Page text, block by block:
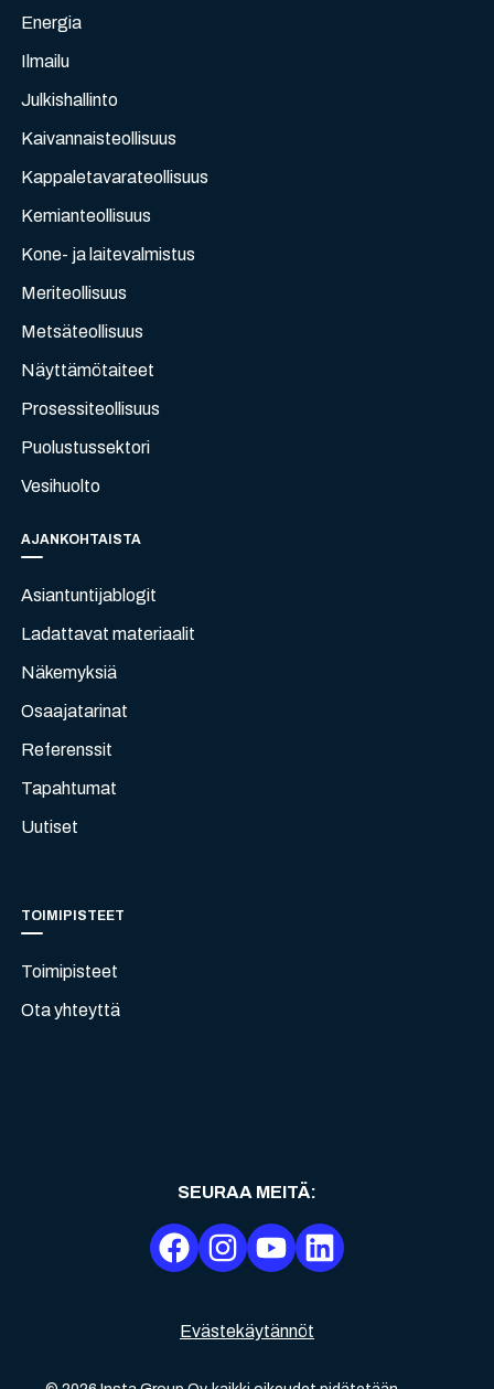
Energia
Ilmailu
Julkishallinto
Kaivannaisteollisuus
Kappaletavarateollisuus
Kemianteollisuus
Kone- ja laitevalmistus
Meriteollisuus
Metsäteollisuus
Näyttämötaiteet
Prosessiteollisuus
Puolustussektori
Vesihuolto
AJANKOHTAISTA
Asiantuntijablogit
Ladattavat materiaalit
Näkemyksiä
Osaajatarinat
Referenssit
Tapahtumat
Uutiset
TOIMIPISTEET
Toimipisteet
Ota yhteyttä
Evästekäytännöt
SEURAA MEITÄ: